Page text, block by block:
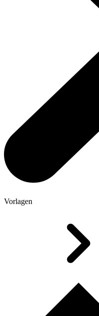
Vorlagen